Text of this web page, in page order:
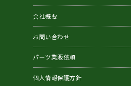
会社概要
お問い合わせ
パーツ業販依頼
個人情報保護方針